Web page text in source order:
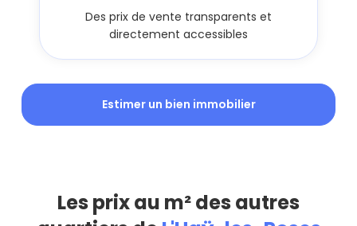
Des prix de vente transparents et
directement accessibles
Estimer un bien immobilier
Les prix au m² des autres